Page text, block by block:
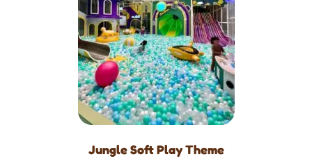
Jungle Soft Play Theme